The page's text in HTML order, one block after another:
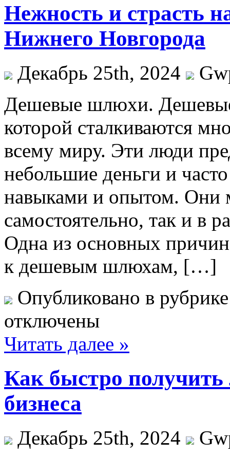
Нежность и страсть
Нижнего Новгорода
Декабрь 25th, 2024
Дeшeвыe шлюxи.
которой сталкиваются
всему миру. Эти люди
небольшие деньги и
навыками и опытом. Они
самостоятельно, так и в
Одна из основных
к дешевым шлюхам, […]
Опубликовано в
отключены
Читать далее »
Как быстро
бизнеса
Декабрь 25th, 2024